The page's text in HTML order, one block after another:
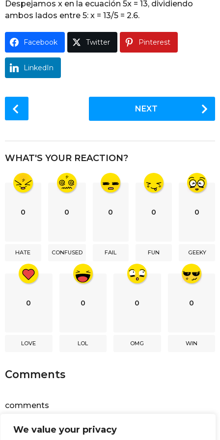
We value your privacy
g
o
Despejamos x en la ecuación 5x = 13, dividiendo
ambos lados entre 5: x = 13/5 = 2.6.
Facebook Twitter Pinterest
LinkedIn
o
P
NEXT
WHAT'S YOUR REACTION?
0
HATE
0
CONFUSED
0
FAIL
0
FUN
0
GEEKY
0
LOVE
0
LOL
0
OMG
0
WIN
Comments
comments
Facebook Comments